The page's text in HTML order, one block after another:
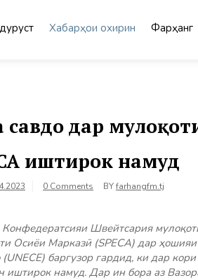
Хабарҳои охирин Фарҳанг
дар
иштирок намуд
0 Comments BYfarhangfm.tj
Швейтсария
Осиёи Марказӣ (SPECA) дар
баргузор гардид, ки дар
намуд. Дар ин бора аз